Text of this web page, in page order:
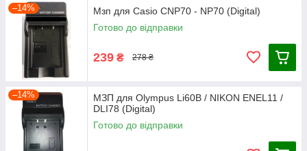
–14%
Мзп для Casio CNP70 - NP70 (Digital)
Готово до відправки
239 ₴ 278 ₴
–14%
МЗП для Olympus Li60B / NIKON ENEL11 /
DLI78 (Digital)
Готово до відправки